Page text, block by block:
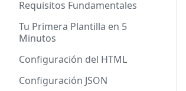
Requisitos Fundamentales
Tu Primera Plantilla en 5
Minutos
Configuración del HTML
Configuración JSON